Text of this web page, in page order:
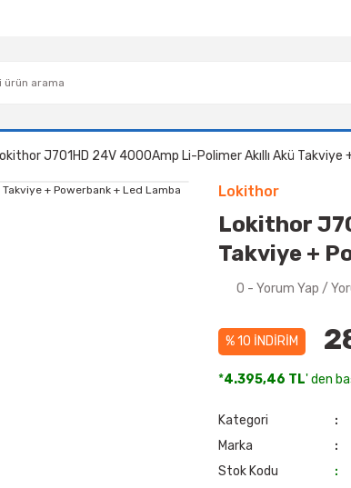
J701HD 24V 4000Amp Li-Polimer Akıllı Akü Takviye
Lokithor
Lokithor
Takviye +
0 - Yorum Yap /
% 10 İNDİRİM
*4.395,46 TL' den
Kategori
Marka
Stok Kodu